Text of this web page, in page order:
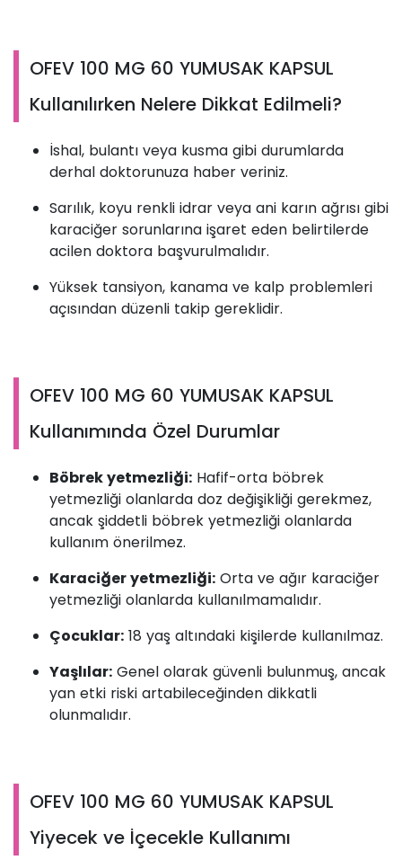
OFEV 100 MG 60 YUMUSAK KAPSUL
Kullanılırken Nelere Dikkat Edilmeli?
İshal, bulantı veya kusma gibi durumlarda
derhal doktorunuza haber veriniz.
Sarılık, koyu renkli idrar veya ani karın ağrısı gibi
karaciğer sorunlarına işaret eden belirtilerde
acilen doktora başvurulmalıdır.
Yüksek tansiyon, kanama ve kalp problemleri
açısından düzenli takip gereklidir.
OFEV 100 MG 60 YUMUSAK KAPSUL
Kullanımında Özel Durumlar
Böbrek yetmezliği: Hafif-orta böbrek
yetmezliği olanlarda doz değişikliği gerekmez,
ancak şiddetli böbrek yetmezliği olanlarda
kullanım önerilmez.
Karaciğer yetmezliği: Orta ve ağır karaciğer
yetmezliği olanlarda kullanılmamalıdır.
Çocuklar: 18 yaş altındaki kişilerde kullanılmaz.
Yaşlılar: Genel olarak güvenli bulunmuş, ancak
yan etki riski artabileceğinden dikkatli
olunmalıdır.
OFEV 100 MG 60 YUMUSAK KAPSUL
Yiyecek ve İçecekle Kullanımı